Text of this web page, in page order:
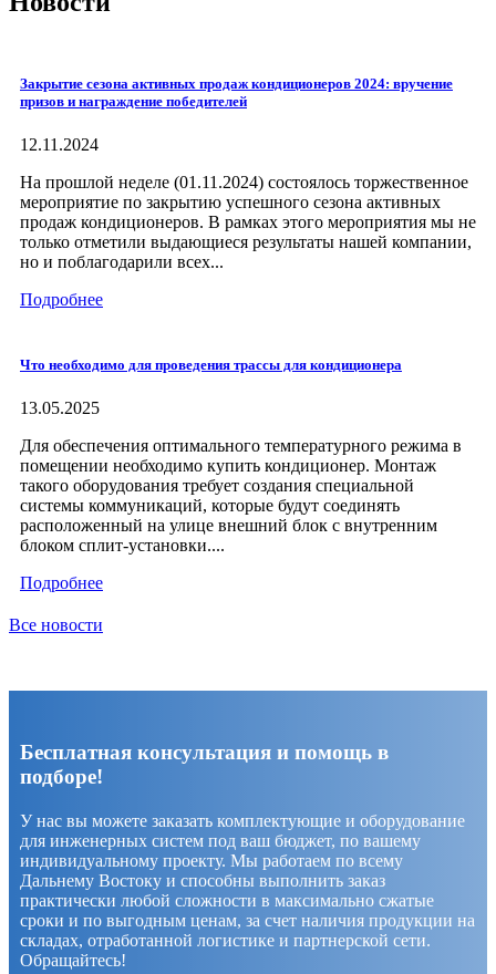
Закрытие сезона активных продаж кондиционеров 2024: вручение
призов и награждение победителей
12.11.2024
На прошлой неделе (01.11.2024) состоялось торжественное
мероприятие по закрытию успешного сезона активных
продаж кондиционеров. В рамках этого мероприятия мы не
только отметили выдающиеся результаты нашей компании,
но и поблагодарили всех...
Подробнее
Что необходимо для проведения трассы для кондиционера
13.05.2025
Для обеспечения оптимального температурного режима в
помещении необходимо купить кондиционер. Монтаж
такого оборудования требует создания специальной
системы коммуникаций, которые будут соединять
расположенный на улице внешний блок с внутренним
блоком сплит-установки....
Подробнее
Все новости
Бесплатная консультация и помощь в
подборе!
У нас вы можете заказать комплектующие и оборудование
для инженерных систем под ваш бюджет, по вашему
индивидуальному проекту. Мы работаем по всему
Дальнему Востоку и способны выполнить заказ
практически любой сложности в максимально сжатые
сроки и по выгодным ценам, за счет наличия продукции на
складах, отработанной логистике и партнерской сети.
Обращайтесь!